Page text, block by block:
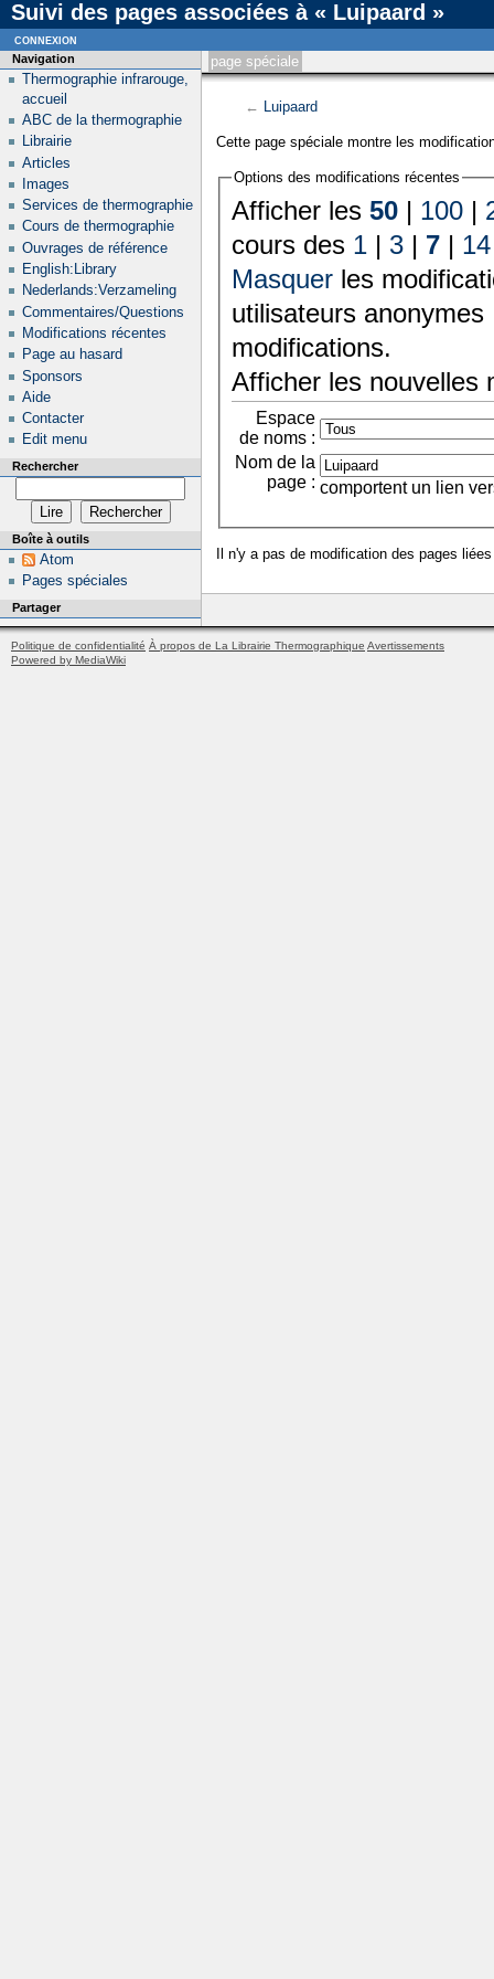
Suivi des pages associées à « Luipaard »
page spéciale
← Luipaard
Cette page spéciale montre les
Options des modifications récentes
Afficher les 50| 100|
cours des 1| 3| 7| 14
Masquerles
utilisateurs
modifications.
Afficher les nouvelles
Espace
de noms :
Nom de la
page : comportent un lien
Il n'y a pas de modification des pages
Navigation
Thermographie infrarouge,
accueil
ABC de la thermographie
Librairie
Articles
Images
Services de thermographie
Cours de thermographie
Ouvrages de référence
English:Library
Nederlands:Verzameling
Commentaires/Questions
Modifications récentes
Page au hasard
Sponsors
Aide
Contacter
Edit menu
Rechercher
Boîte à outils
Atom
Pages spéciales
Partager
connexion
Politique de confidentialité À propos de La Librairie Thermographique Avertissements
Powered by MediaWiki